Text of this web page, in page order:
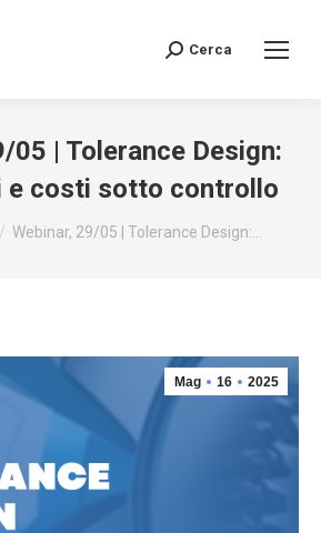
Search:
Cerca
05 | Tolerance Design:
e costi sotto controllo
Webinar, 29/05 | Tolerance Design:…
Mag 16 2025